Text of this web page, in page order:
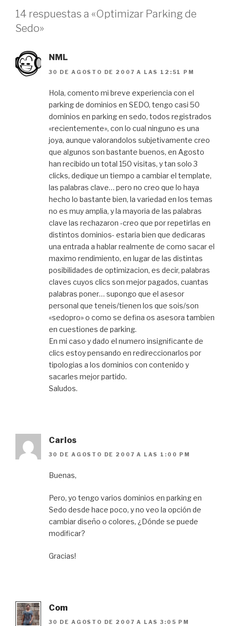
14 respuestas a «Optimizar Parking de
Sedo»
NML
30 DE AGOSTO DE 2007 A LAS 12:51 PM
Hola, comento mi breve experiencia con el
parking de dominios en SEDO, tengo casi 50
dominios en parking en sedo, todos registrados
«recientemente», con lo cual ninguno es una
joya, aunque valorandolos subjetivamente creo
que algunos son bastante buenos, en Agosto
han recibido un total 150 visitas, y tan solo 3
clicks, dedique un tiempo a cambiar el template,
las palabras clave… pero no creo que lo haya
hecho lo bastante bien, la variedad en los temas
no es muy amplia, y la mayoria de las palabras
clave las rechazaron -creo que por repetirlas en
distintos dominios- estaria bien que dedicaras
una entrada a hablar realmente de como sacar el
maximo rendimiento, en lugar de las distintas
posibilidades de optimizacion, es decir, palabras
claves cuyos clics son mejor pagados, cuantas
palabras poner… supongo que el asesor
personal que teneis/tienen los que sois/son
«sedopro» o como se defina os asesora tambien
en cuestiones de parking.
En mi caso y dado el numero insignificante de
clics estoy pensando en redireccionarlos por
tipologias a los dominios con contenido y
sacarles mejor partido.
Saludos.
Carlos
30 DE AGOSTO DE 2007 A LAS 1:00 PM
Buenas,
Pero, yo tengo varios dominios en parking en
Sedo desde hace poco, y no veo la opción de
cambiar diseño o colores, ¿Dónde se puede
modificar?
Gracias!
Com
30 DE AGOSTO DE 2007 A LAS 3:05 PM